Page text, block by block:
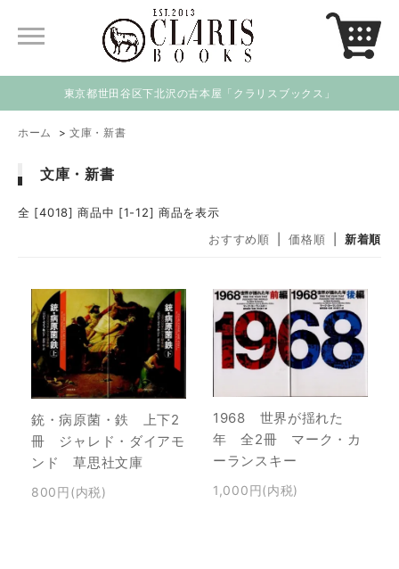
東京都世田谷区下北沢の古本屋「クラリスブックス」
ホーム > 文庫・新書
文庫・新書
全 [4018] 商品中 [1-12] 商品を表示
おすすめ順
価格順 新着順
銃・病原菌・鉄 上下2
冊 ジャレド・ダイアモ
ンド 草思社文庫
800円(内税)
1968 世界が揺れた
年 全2冊 マーク・カ
ーランスキー
1,000円(内税)